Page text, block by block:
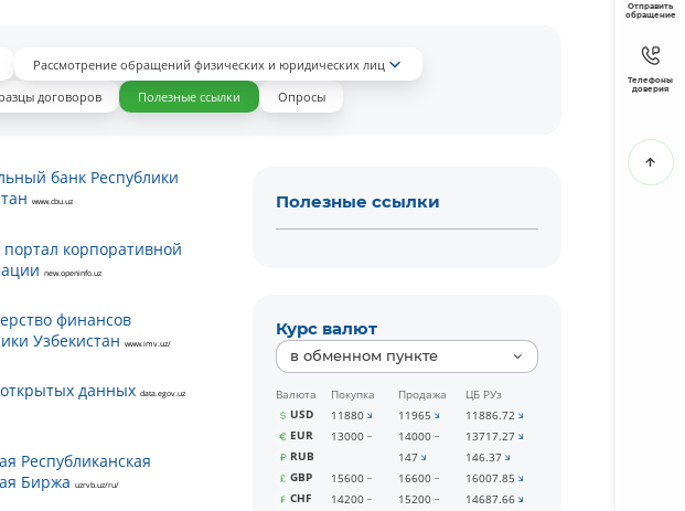
Рассмотрение обращений физических и юридических лиц
договоров Полезные ссылки Опросы
банк Республики
www.cbu.uz
корпоративной
new.openinfo.uz
финансов
Узбекистан www.imv.uz/
данных data.egov.uz
Республиканская
Биржа uzrvb.uz/ru/
Полезные ссылки
Курс валют
в обменном пункте
Валюта Покупка Продажа
ЦБ РУз
USD
11880 11965
11886.72
EUR
13000 14000
13717.27
RUB
147
146.37
GBP
15600 16600
16007.85
CHF
14200 15200
14687.66
Отправить
обращение
Телефоны
доверия